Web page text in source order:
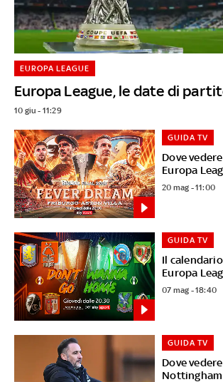
Europa League, le date di
EUROPA LEAGUE
10 giu - 11:29
Dove
Europa
GUIDA TV
20 mag - 11:00
Il
Europa
GUIDA TV
07 mag - 18:40
Dove
GUIDA TV